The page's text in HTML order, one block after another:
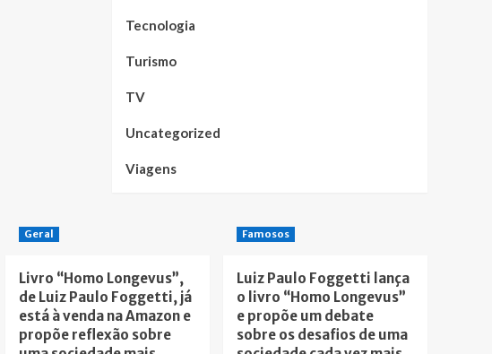
Tecnologia
Turismo
TV
Uncategorized
Viagens
Geral
Livro “Homo Longevus”,
de Luiz Paulo Foggetti, já
está à venda na Amazon e
propõe reflexão sobre
Famosos
Luiz Paulo Foggetti lança
o livro “Homo Longevus”
e propõe um debate
sobre os desafios de uma